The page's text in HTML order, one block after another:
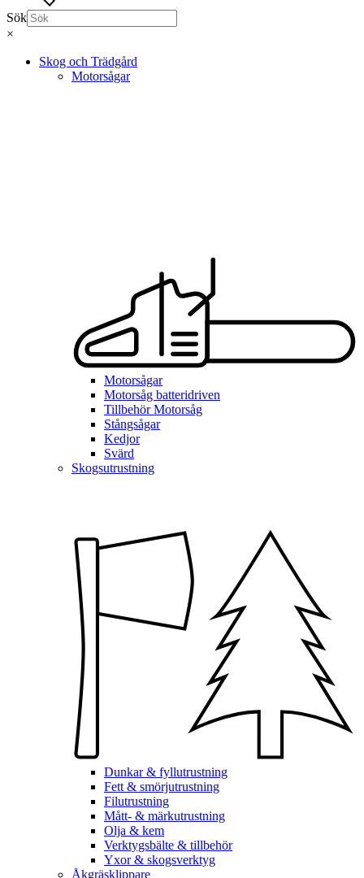
Sök
×
Skog och Trädgård
Motorsågar
Motorsågar
Motorsåg batteridriven
Tillbehör Motorsåg
Stångsågar
Kedjor
Svärd
Skogsutrustning
Dunkar & fyllutrustning
Fett & smörjutrustning
Filutrustning
Mått- & märkutrustning
Olja & kem
Verktygsbälte & tillbehör
Yxor & skogsverktyg
Åkgräsklippare